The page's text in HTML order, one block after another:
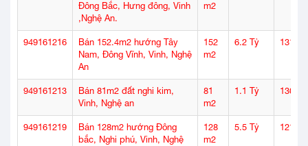
Đông Bắc, Hưng đông, Vinh
,Nghệ An.
m2
949161216
Bán 152.4m2 hướng Tây
Nam, Đông Vĩnh, Vinh, Nghệ
An
152
m2
6.2 Tỷ 131
949161213
Bán 81m2 đất nghi kim,
Vinh, Nghệ an
81
m2
1.1 Tỷ 130
949161219
Bán 128m2 hướng Đông
bắc, Nghi phú, Vinh, Nghệ
128
m2
5.5 Tỷ 121